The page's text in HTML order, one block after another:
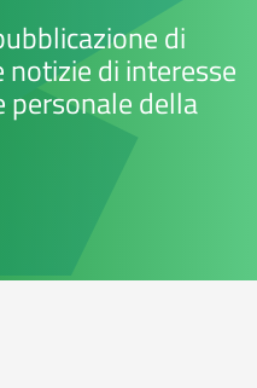
di
notizie di interesse
personale della